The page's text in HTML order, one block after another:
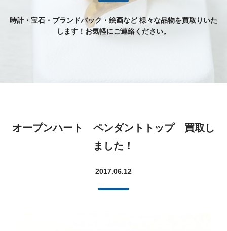
時計・宝石・ブランドバック・絵画など様々な品物を買取りいた
します！お気軽にご連絡ください。
オープンハート ペンダントトップ 買取し
ました！
2017.06.12